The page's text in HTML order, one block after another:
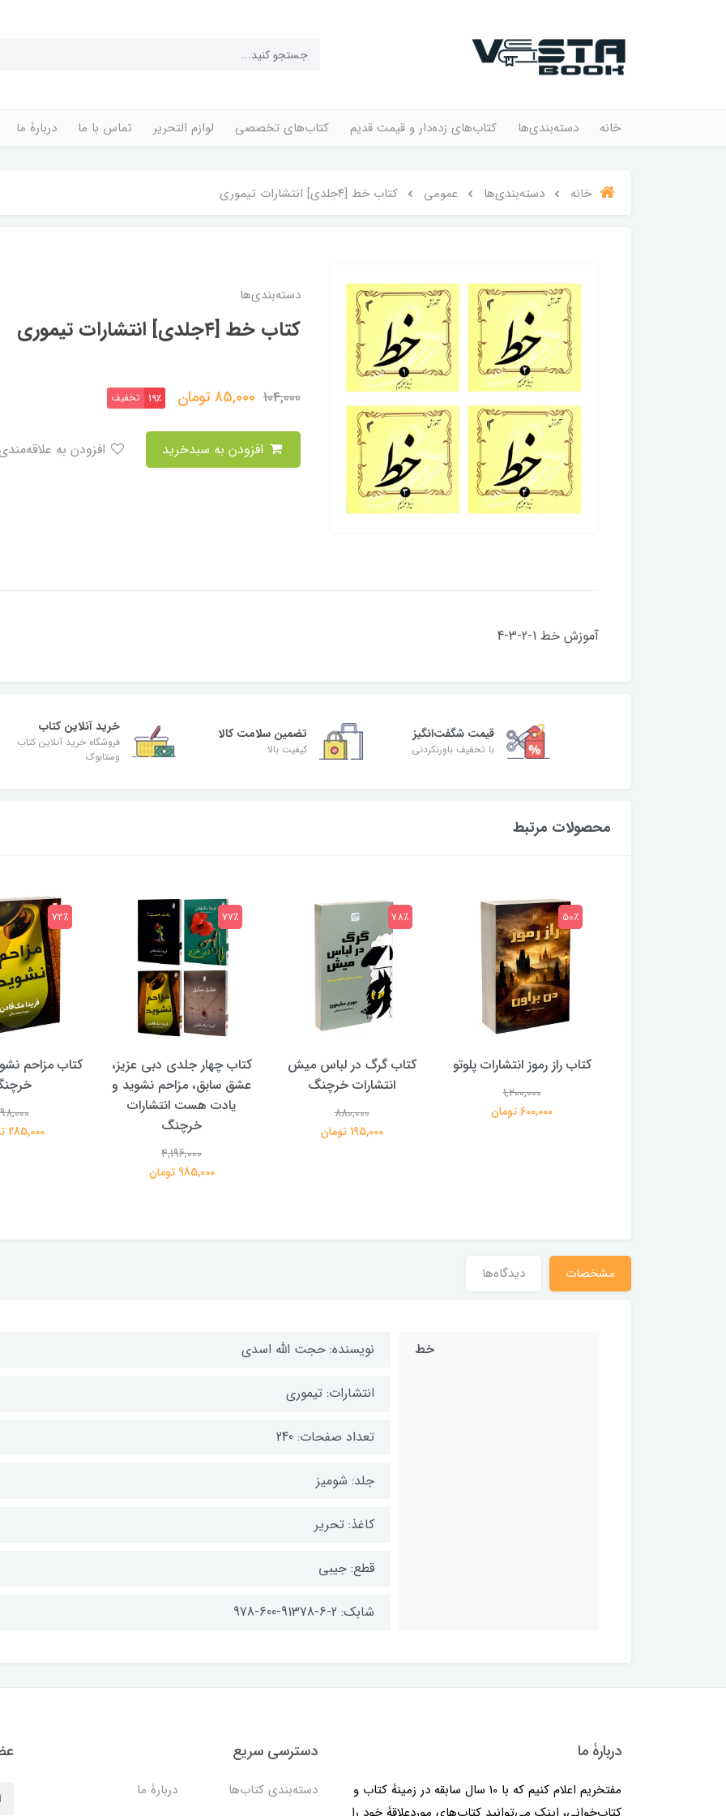
خانه دسته‌بندی‌ها کتاب‌های زده‌دار و قیمت قدیم کتاب‌های تخصصی لوازم التحریر تماس با ما دربارۀ ما
خانه دسته‌بندی‌ها عمومی کتاب خط [۴جلدی] انتشارات‌ تیموری
دسته‌بندی‌ها
کتاب خط [۴جلدی] انتشارات‌ تیموری
104,000
85,000تومان 19٪ تخفیف
آموزش خط 1-2-3-4
قیمت شگفت‌انگیز
با تخفیف باورنکردنی
تضمین سلامت کالا
کیفیت بالا
خرید آنلاین کتاب
فروشگاه خرید آنلاین کتاب
وستابوک
محصولات مرتبط
کتاب راز رموز انتشارات پلوتو
1,200,000
600,000 تومان
50٪
کتاب گرگ در لباس میش
انتشارات خرچنگ
880,000
195,000 تومان
78٪
کتاب چهار جلدی دبی عزیز،
عشق سابق، مزاحم نشوید و
یادت هست انتشارات
خرچنگ
4,196,000
985,000 تومان
77٪
کتاب مزاحم
285,000 تومان
72٪
مشخصات دیدگاه‌ها
خط نویسنده: حجت الله اسدی
انتشارات: تیموری
تعداد صفحات: 240
جلد: شومیز
کاغذ: تحریر
قطع: جیبی
شابک: 2-6-91378-600-978
دربارۀ ما
مفتخریم اعلام کنیم که با 10 سال سابقه در زمینۀ کتاب و
دسترسی سریع
دسته‌بندی کتاب‌ها
دربارۀ ما